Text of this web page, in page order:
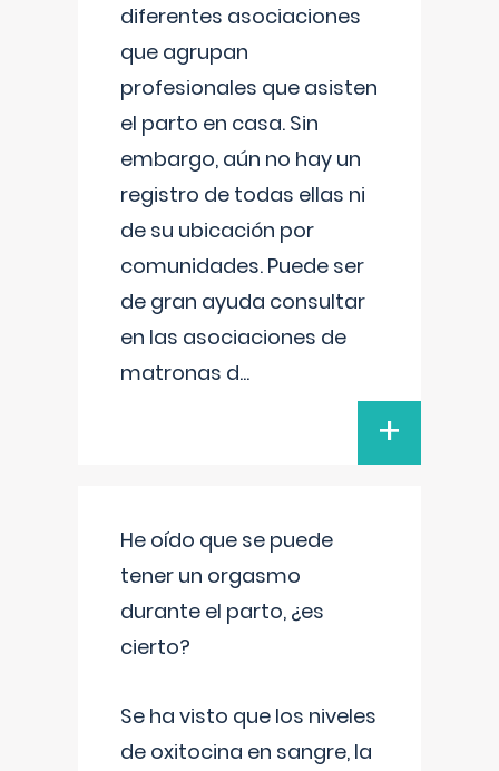
diferentes asociaciones
que agrupan
profesionales que asisten
el parto en casa. Sin
embargo, aún no hay un
registro de todas ellas ni
de su ubicación por
comunidades. Puede ser
de gran ayuda consultar
en las asociaciones de
matronas d...
+
He oído que se puede
tener un orgasmo
durante el parto, ¿es
cierto?
Se ha visto que los niveles
de oxitocina en sangre, la